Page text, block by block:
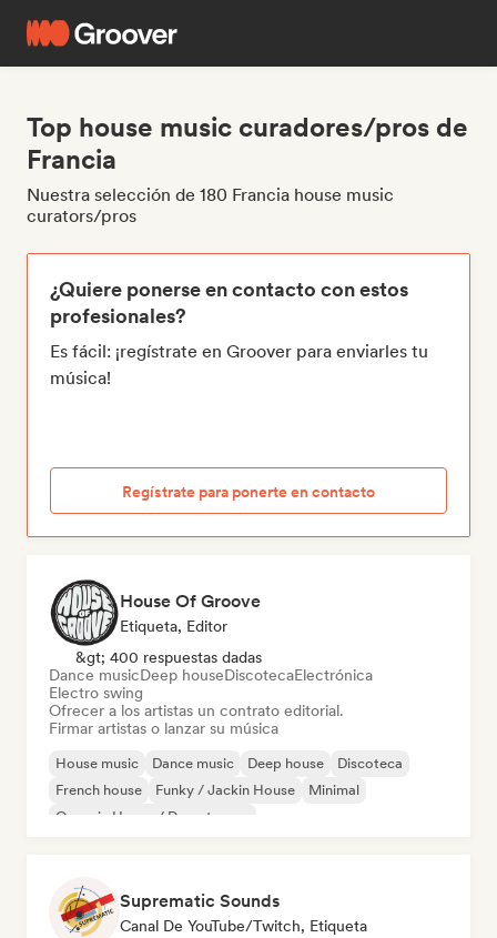
Top house music curadores/pros de
Francia
Nuestra selección de 180 Francia house music
curators/pros
¿Quiere ponerse en contacto con estos
profesionales?
Es fácil: ¡regístrate en Groover para enviarles tu
música!
Regístrate para ponerte en contacto
House Of Groove
Etiqueta, Editor
&gt; 400 respuestas dadas
Dance musicDeep houseDiscotecaElectrónica
Electro swing
Ofrecer a los artistas un contrato editorial.
Firmar artistas o lanzar su música
House music Dance music Deep house
Discoteca
French house
Funky / Jackin House
Minimal
Organic House / Downtempo
Suprematic Sounds
Canal De YouTube/Twitch, Etiqueta